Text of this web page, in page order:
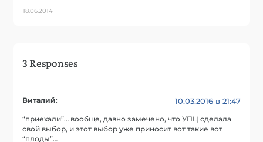
18.06.2014
3 Responses
Виталий: 10.03.2016 в 21:47
“приехали”… вообще, давно замечено, что УПЦ сделала
свой выбор, и этот выбор уже приносит вот такие вот
“плоды”…